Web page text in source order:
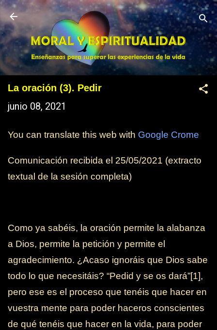
Ir al contenido principal
La oración (3). Pedir
junio 08, 2021
You can translate this web with Google Crome
Comunicación recibida el 25/05/2021 (extracto
textual de la sesión completa)
Como ya sabéis, la oración permite la alabanza
a Dios, permite la petición y permite el
agradecimiento. ¿Acaso ignoráis que Dios sabe
todo lo que necesitáis? “Pedid y se os dará”[1],
pero ese es el proceso que tenéis que hacer en
vuestra mente para poder haceros conscientes
de qué tenéis que hacer en la vida, para poder